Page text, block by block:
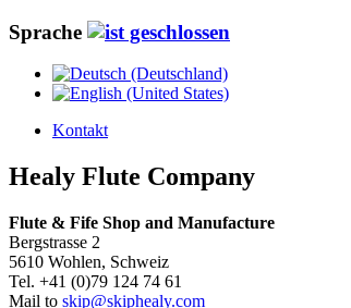
Sprache
Kontakt
Healy Flute Company
Flute & Fife Shop and Manufacture
Bergstrasse 2
5610 Wohlen, Schweiz
Tel. +41 (0)79 124 74 61
Mail to skip@skiphealy.com